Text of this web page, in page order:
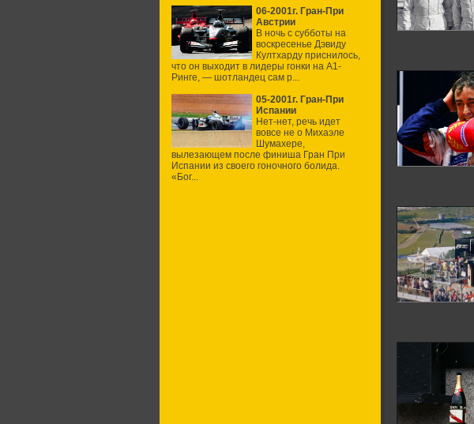
06-2001г. Гран-При
Австрии
В ночь с субботы на
воскресенье Дэвиду
Култхарду приснилось,
что он выходит в лидеры гонки на А1-
Ринге, — шотландец сам р...
05-2001г. Гран-При
Испании
Нет-нет, речь идет
вовсе не о Михаэле
Шумахере,
вылезающем после финиша Гран При
Испании из своего гоночного болида.
«Бог...